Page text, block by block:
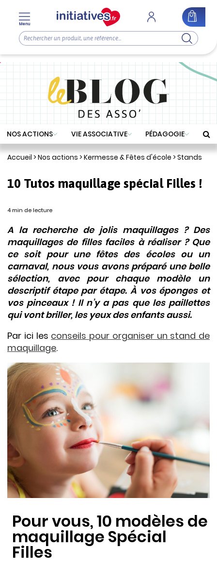
NOS ACTIONS VIE ASSOCIATIVE PÉDAGOGIE
Accueil >Nos actions >Kermesse & Fêtes d'école >Stands
10 Tutos maquillage spécial Filles !
4 min de lecture
A la recherche de jolis maquillages ? Des
maquillages de filles faciles à réaliser ? Que
ce soit pour une fêtes des écoles ou un
carnaval, nous vous avons préparé une belle
sélection, avec pour chaque modèle un
descriptif étape par étape. À vos éponges et
vos pinceaux ! Il n’y a pas que les paillettes
qui vont briller, les yeux des enfants aussi.
Par ici les conseils pour organiser un stand de
maquillage.
Pour vous, 10 modèles de
maquillage Spécial
Filles
Menu